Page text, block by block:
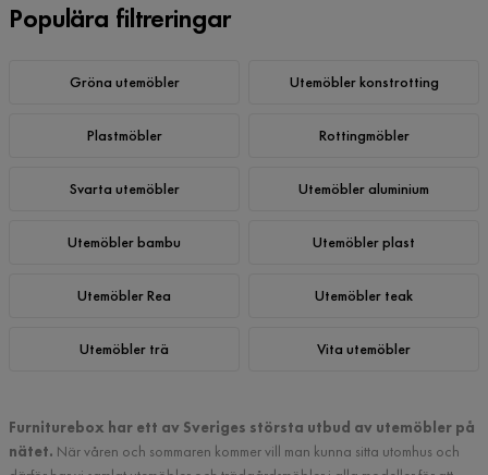
Populära filtreringar
Gröna utemöbler Utemöbler konstrotting
Plastmöbler Rottingmöbler
Svarta utemöbler Utemöbler aluminium
Utemöbler bambu Utemöbler plast
Utemöbler Rea Utemöbler teak
Utemöbler trä Vita utemöbler
Furniturebox har ett av Sveriges största utbud av utemöbler på
nätet. När våren och sommaren kommer vill man kunna sitta utomhus och